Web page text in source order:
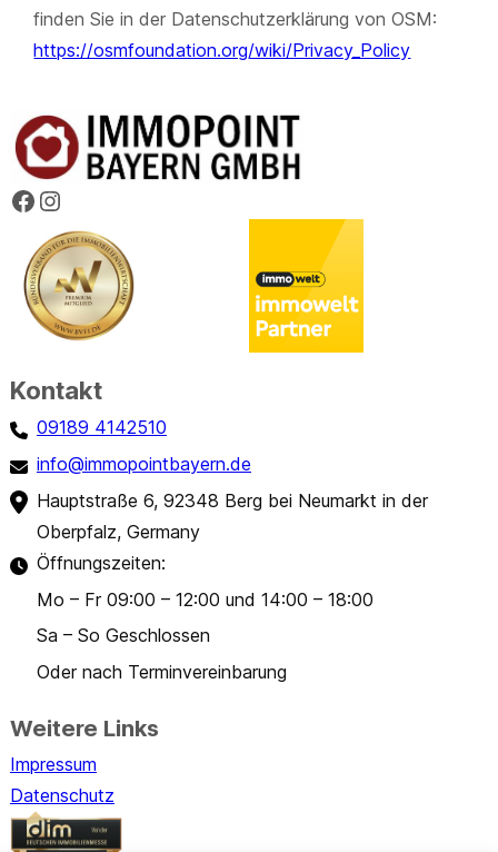
finden Sie in der Datenschutzerklärung von OSM:
https://osmfoundation.org/wiki/Privacy_Policy
Facebook
Instagram
Kontakt
09189 4142510
info@immopointbayern.de
Hauptstraße 6, 92348 Berg bei Neumarkt in der
Oberpfalz, Germany
Öffnungszeiten:
Mo – Fr 09:00 – 12:00 und 14:00 – 18:00
Sa – So Geschlossen
Oder nach Terminvereinbarung
Weitere Links
Impressum
Datenschutz